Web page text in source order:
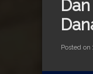
Posted on